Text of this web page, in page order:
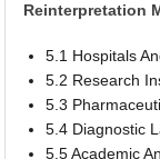
Reinterpretation
5.1 Hospitals
5.2 Research
5.3
5.4 Diagnostic
5.5 Academic